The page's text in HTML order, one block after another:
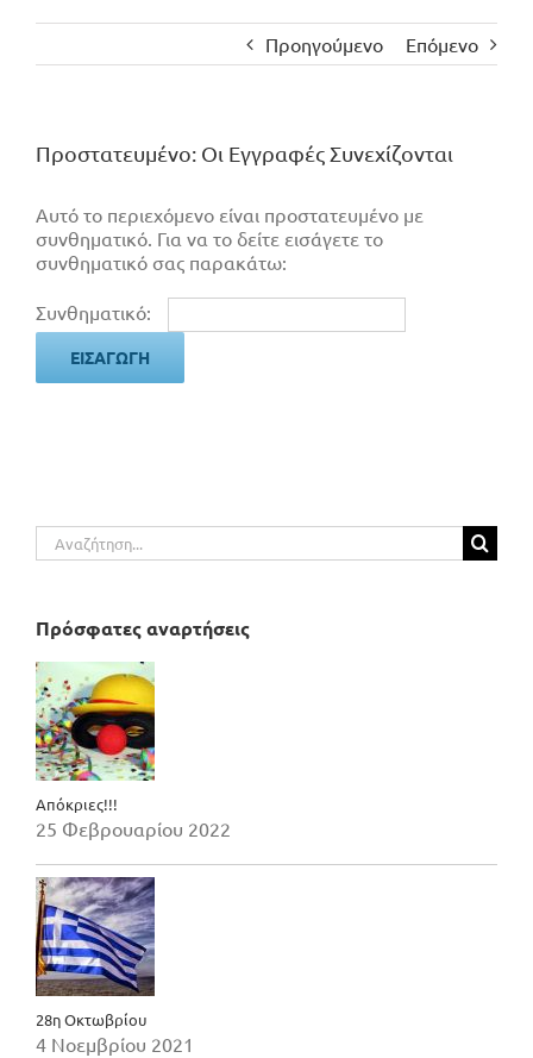
Προηγούμενο Επόμενο
Πρoστατευμένο: Οι Εγγραφές Συνεχίζονται
Αυτό το περιεχόμενο είναι προστατευμένο με
συνθηματικό. Για να το δείτε εισάγετε το
συνθηματικό σας παρακάτω:
Συνθηματικό:
Αναζήτηση
για:
Πρόσφατες αναρτήσεις
Απόκριες!!!
25 Φεβρουαρίου 2022
28η Οκτωβρίου
4 Νοεμβρίου 2021